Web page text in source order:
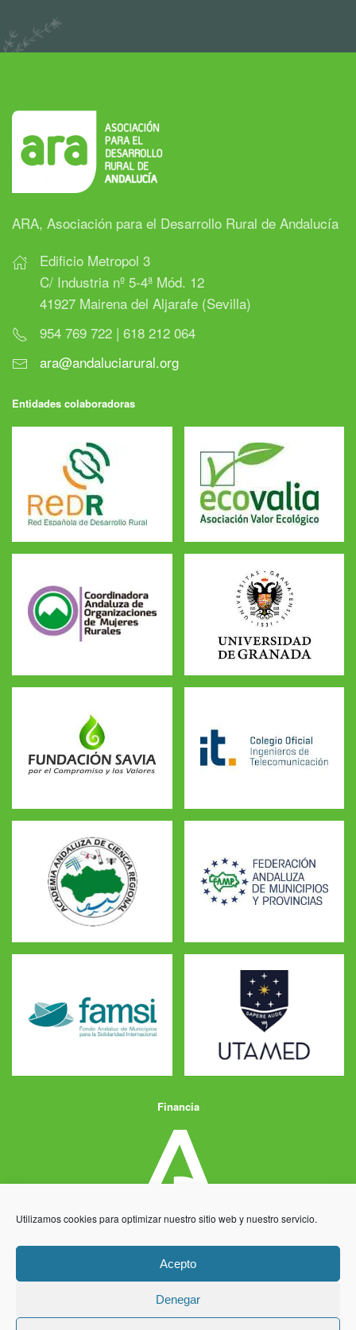
Utilizamos cookies para optimizar nuestro sitio web y nuestro servicio.
Acepto
Denegar
ARA, Asociación para el Desarrollo Rural de Andalucía
Edificio Metropol 3
C/ Industria nº 5-4ª Mód. 12
41927 Mairena del Aljarafe (Sevilla)
954 769 722 | 618 212 064
ara@andaluciarural.org
Entidades colaboradoras
Financia